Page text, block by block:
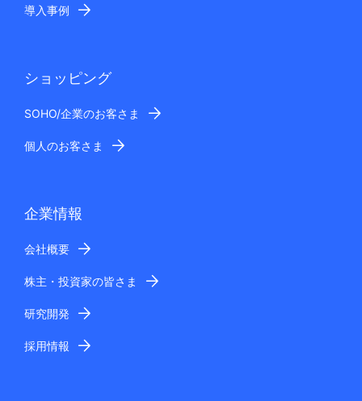
導入事例
ショッピング
SOHO/企業のお客さま
個人のお客さま
企業情報
会社概要
株主・投資家の皆さま
研究開発
採用情報